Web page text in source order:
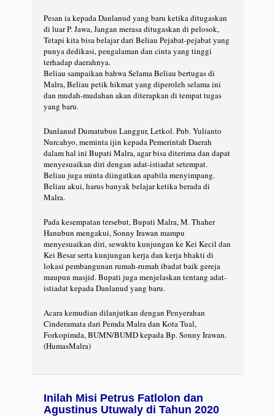
Pesan ia kepada Danlanud yang baru ketika ditugaskan
di luar P. Jawa, Jangan merasa ditugaskan di pelosok,
Tetapi kita bisa belajar dari Beliau Pejabat-pejabat yang
punya dedikasi, pengalaman dan cinta yang tinggi
terhadap daerahnya.
Beliau sampaikan bahwa Selama Beliau bertugas di
Malra, Beliau petik hikmat yang diperoleh selama ini
dan mudah-mudahan akan diterapkan di tempat tugas
yang baru.
Danlanud Dumatubun Langgur, Letkol. Pnb. Yulianto
Nurcahyo, meminta ijin kepada Pemerintah Daerah
dalam hal ini Bupati Malra, agar bisa diterima dan dapat
menyesuaikan diri dengan adat-istiadat setempat.
Beliau juga minta diingatkan apabila menyimpang.
Beliau akui, harus banyak belajar ketika berada di
Malra.
Pada kesempatan tersebut, Bupati Malra, M. Thaher
Hanubun mengakui, Sonny Irawan mampu
menyesuaikan diri, sewaktu kunjungan ke Kei Kecil dan
Kei Besar serta kunjungan kerja dan kerja bhakti di
lokasi pembangunan rumah-rumah ibadat baik gereja
maupun masjid. Bupati juga menjelaskan tentang adat-
istiadat kepada Danlanud yang baru.
Acara kemudian dilanjutkan dengan Penyerahan
Cinderamata dari Pemda Malra dan Kota Tual,
Forkopimda, BUMN/BUMD kepada Bp. Sonny Irawan.
(HumasMalra)
Inilah Misi Petrus Fatlolon dan
Agustinus Utuwaly di Tahun 2020